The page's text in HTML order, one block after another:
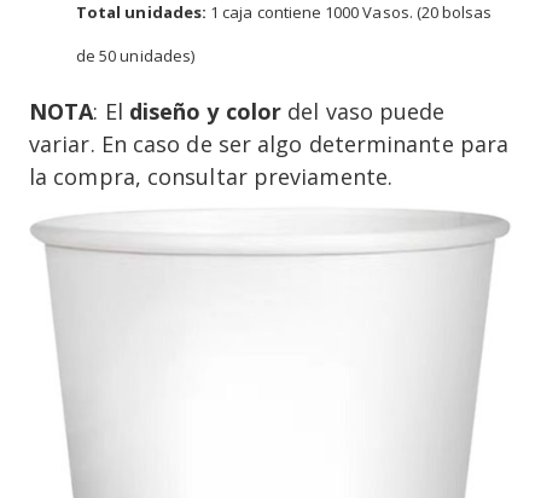
Total unidades: 1 caja contiene 1000 Vasos. (20 bolsas
de 50 unidades)
NOTA: El diseño y color del vaso puede
variar. En caso de ser algo determinante para
la compra, consultar previamente.